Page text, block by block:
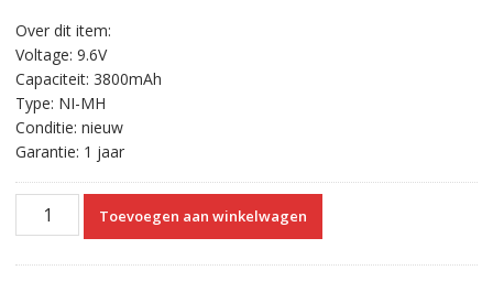
Over dit item:
Voltage: 9.6V
Capaciteit: 3800mAh
Type: NI-MH
Conditie: nieuw
Garantie: 1 jaar
Vervangende
Accu
Toevoegen aan winkelwagen